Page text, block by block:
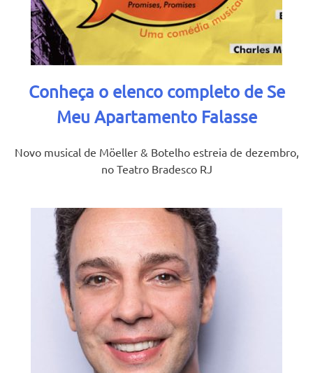
Conheça o elenco completo de Se
Meu Apartamento Falasse
Novo musical de Möeller & Botelho estreia de dezembro,
no Teatro Bradesco RJ